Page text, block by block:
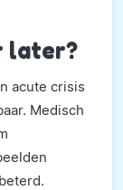
later?
acute crisis
Medisch